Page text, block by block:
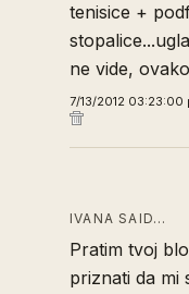
tenisice +
ne vide,
7/13/2012 03:23:00
IVANA SAID…
Pratim tvoj
priznati da mi